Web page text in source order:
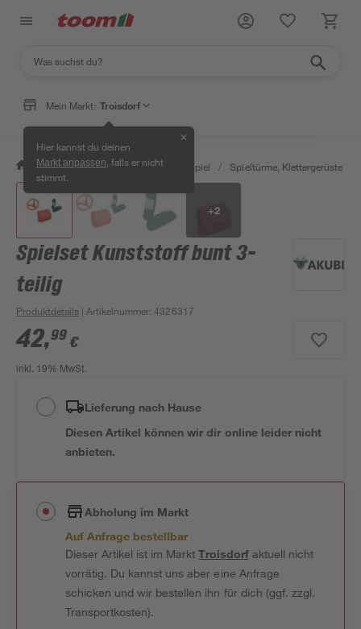
Mein Markt: Troisdorf
Hier kannst du deinen
Markt anpassen , falls er nicht
stimmt.
✕
/ Garten & Freizeit / Outdoor & Spiel / Spieltürme, Klettergerüste &
+2
Spielset Kunststoff bunt 3-
teilig
Produktdetails | Artikelnummer:4326317
42,99 €
inkl. 19% MwSt.
Lieferung nach Hause
Diesen Artikel können wir dir online leider nicht
anbieten.
Abholung im Markt
Auf Anfrage bestellbar
Dieser Artikel ist im MarktTroisdorfaktuell nicht
vorrätig. Du kannst uns aber eine Anfrage
schicken und wir bestellen ihn für dich (ggf. zzgl.
Transportkosten).